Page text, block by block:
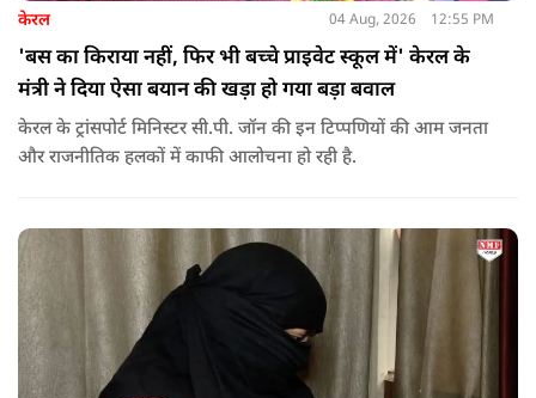
केरल 04 Aug, 2026 12:55 PM
'बस का किराया नहीं, फिर भी बच्चे प्राइवेट स्कूल में' केरल के
मंत्री ने दिया ऐसा बयान की खड़ा हो गया बड़ा बवाल
केरल के ट्रांसपोर्ट मिनिस्टर सी.पी. जॉन की इन टिप्पणियों की आम जनता
और राजनीतिक हलकों में काफी आलोचना हो रही है.